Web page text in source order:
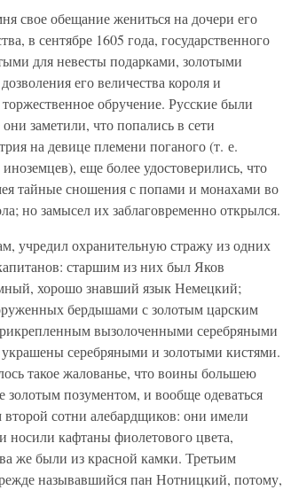
свое обещание жениться на дочери его
в сентябре 1605 года, государственного
для невесты подарками, золотыми
его величества короля и
обручение. Русские были
заметили, что попались в сети
на девице племени поганого (т. е.
еще более удостоверились, что
тайные сношения с попами и монахами во
но замысел их заблаговременно открылся.
учредил охранительную стражу из одних
старшим из них был Яков
хорошо знавший язык Немецкий;
бердышами с золотым царским
вызолоченными серебряными
серебряными и золотыми кистями.
такое жалованье, что воины большею
позументом, и вообще одеваться
сотни алебардщиков: они имели
носили кафтаны фиолетового цвета,
же были из красной камки. Третьим
называвшийся пан Нотницкий, потому,